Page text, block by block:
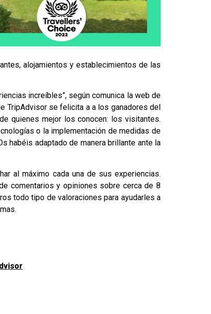
alojamientos y establecimientos de las
increíbles”, según comunica la web de
TripAdvisor se felicita a a los ganadores del
quienes mejor los conocen: los visitantes.
o la implementación de medidas de
habéis adaptado de manera brillante ante la
al máximo cada una de sus experiencias.
comentarios y opiniones sobre cerca de 8
todo tipo de valoraciones para ayudarles a